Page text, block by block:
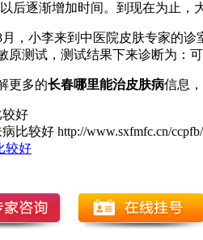
后逐渐增加时间。到现在为止，
月，小李来到中医院皮肤专家的
测试，测试结果下来诊断为：
更多的长春哪里能治皮肤病信息
好
比较好 http://www.sxfmfc.cn/
较好